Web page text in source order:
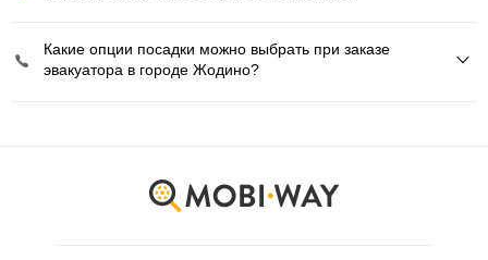
Какие опции посадки можно выбрать при заказе
эвакуатора в городе Жодино?